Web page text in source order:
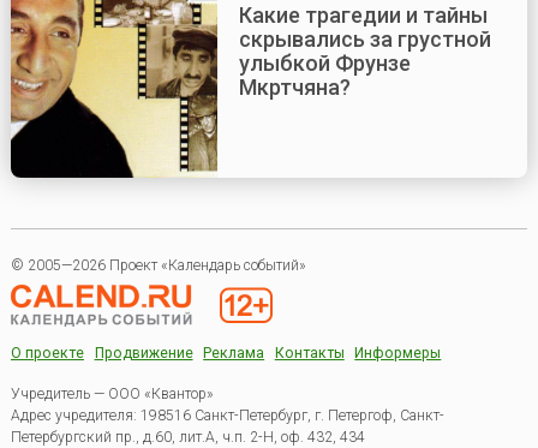
Какие трагедии и тайны
скрывались за грустной
улыбкой Фрунзе
Мкртчяна?
© 2005—2026 Проект «Календарь событий»
О проекте Продвижение Реклама Контакты Информеры
Учредитель — ООО «Квантор»
Адрес учредителя: 198516 Санкт-Петербург, г. Петергоф, Санкт-
Петербургский пр., д.60, лит.А, ч.п. 2-Н, оф. 432, 434